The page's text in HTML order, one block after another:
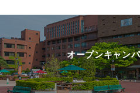
オープンキャン